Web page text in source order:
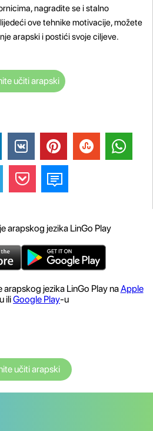
nagradite se i stalno
ove tehnike motivacije, možete
arapski i postići svoje ciljeve.
učiti arapski
arapskog jezika LinGo Play
arapskog jezika LinGo Play naApple
iliGoogle Play-u
učiti arapski